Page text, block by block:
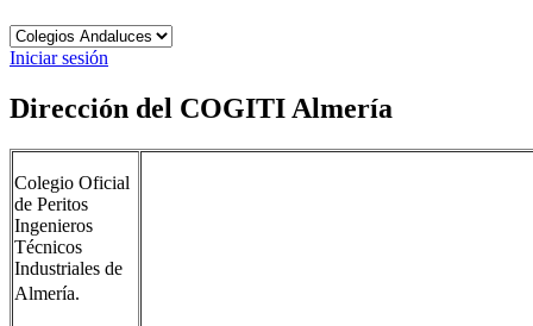
Iniciar sesión
Dirección del COGITI Almería
Colegio Oficial
de Peritos
Ingenieros
Técnicos
Industriales de
Almería.